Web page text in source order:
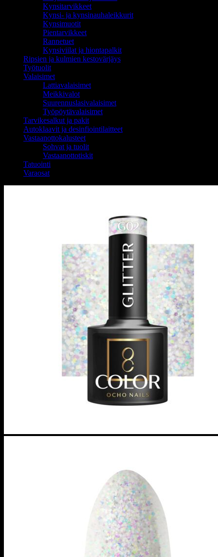
Kynsitarvikkeet
Kynsi- ja kynsinauhaleikkurit
Kynsimuotit
Pientarvikkeet
Rannetuet
Kynsiviilat ja hiontapalkit
Ripsien ja kulmien kestovärjäys
Työtuolit
Valaisimet
Lattiavalaisimet
Meikkivalot
Suurennuslasivalaisimet
Työpöytävalaisimet
Tarvikesalkut ja pakit
Autoklaavit ja desinfiointilaitteet
Vastaanottokalusteet
Sohvat ja tuolit
Vastaanottotiskit
Tatuointi
Varaosat